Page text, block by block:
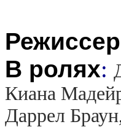
Режиссер
В ролях:
Киана
Даррел